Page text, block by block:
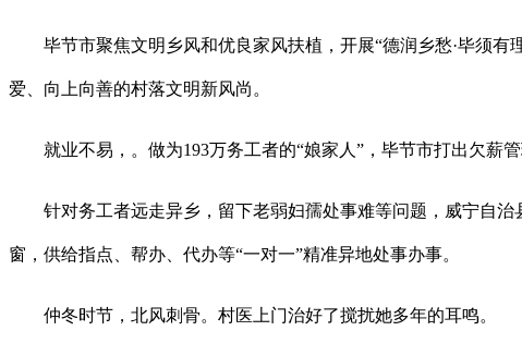
毕节市聚焦文明乡风和优良家风扶植，开展“德润乡愁·毕须有
爱、向上向善的村落文明新风尚。
就业不易，。做为193万务工者的“娘家人”，毕节市打出欠薪管
针对务工者远走异乡，留下老弱妇孺处事难等问题，威宁自治
窗，供给指点、帮办、代办等“一对一”精准异地处事办事。
仲冬时节，北风刺骨。村医上门治好了搅扰她多年的耳鸣。